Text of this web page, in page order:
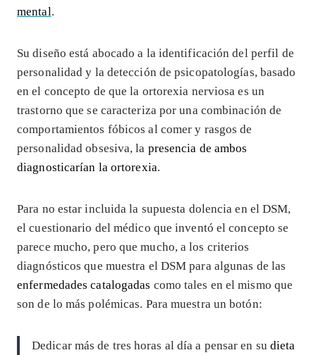
mental.
Su diseño está abocado a la identificación del perfil de
personalidad y la detección de psicopatologías, basado
en el concepto de que la ortorexia nerviosa es un
trastorno que se caracteriza por una combinación de
comportamientos fóbicos al comer y rasgos de
personalidad obsesiva, la presencia de ambos
diagnosticarían la ortorexia.
Para no estar incluida la supuesta dolencia en el DSM,
el cuestionario del médico que inventó el concepto se
parece mucho, pero que mucho, a los criterios
diagnósticos que muestra el DSM para algunas de las
enfermedades catalogadas como tales en el mismo que
son de lo más polémicas. Para muestra un botón:
Dedicar más de tres horas al día a pensar en su dieta